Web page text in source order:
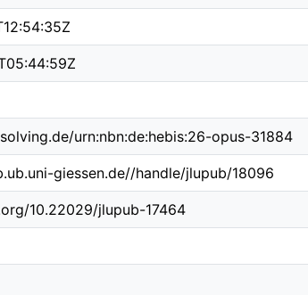
urn:nbn:de:hebis:26-opus-31884
giessen.de//handle/jlupub/18096
10.22029/jlupub-17464